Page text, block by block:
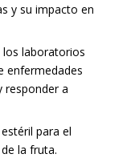
y su impacto en
los laboratorios
enfermedades
responder a
para el
la fruta.